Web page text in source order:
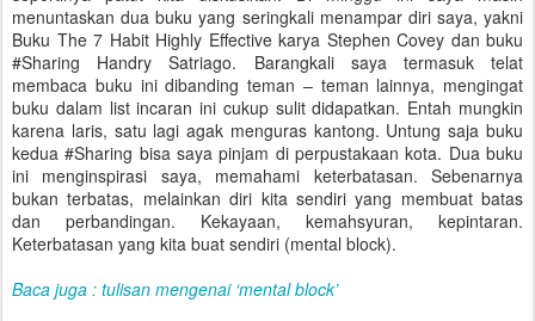
menuntaskan dua buku yang seringkali menampar diri saya, yakni
Buku The 7 Habit Highly Effective karya Stephen Covey dan buku
#Sharing Handry Satriago. Barangkali saya termasuk telat
membaca buku ini dibanding teman – teman lainnya, mengingat
buku dalam list incaran ini cukup sulit didapatkan. Entah mungkin
karena laris, satu lagi agak menguras kantong. Untung saja buku
kedua #Sharing bisa saya pinjam di perpustakaan kota. Dua buku
ini menginspirasi saya, memahami keterbatasan. Sebenarnya
bukan terbatas, melainkan diri kita sendiri yang membuat batas
dan perbandingan. Kekayaan, kemahsyuran, kepintaran.
Keterbatasan yang kita buat sendiri (mental block).
Baca juga : tulisan mengenai ‘mental block’